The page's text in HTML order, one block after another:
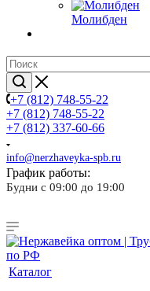
Молибден
+7 (812) 748-55-22
+7 (812) 748-55-22
+7 (812) 337-60-66
info@nerzhaveyka-spb.ru
График работы:
Будни с 09:00 до 19:00
Каталог